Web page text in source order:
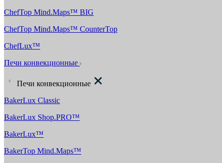
ChefTop Mind.Maps™ BIG
ChefTop Mind.Maps™ CounterTop
ChefLux™
Печи конвекционные
Печи конвекционные
BakerLux Classic
BakerLux Shop.PRO™
BakerLux™
BakerTop Mind.Maps™